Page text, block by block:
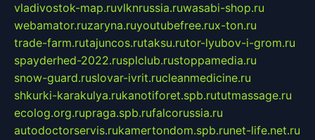
vladivostok-map.ruvlknrussia.ruwasabi-shop.ru
webamator.ruzaryna.ruyoutubefree.rux-ton.ru
trade-farm.rutajuncos.rutaksu.rutor-lyubov-i-grom.ru
spayderhed-2022.rusplclub.rustoppamedia.ru
snow-guard.ruslovar-ivrit.rucleanmedicine.ru
shkurki-karakulya.rukanotiforet.spb.rututmassage.ru
ecolog.org.rupraga.spb.rufalcorussia.ru
autodoctorservis.rukamertondom.spb.runet-life.net.ru